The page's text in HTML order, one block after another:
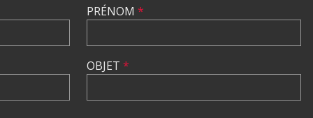
PRÉNOM *
OBJET *